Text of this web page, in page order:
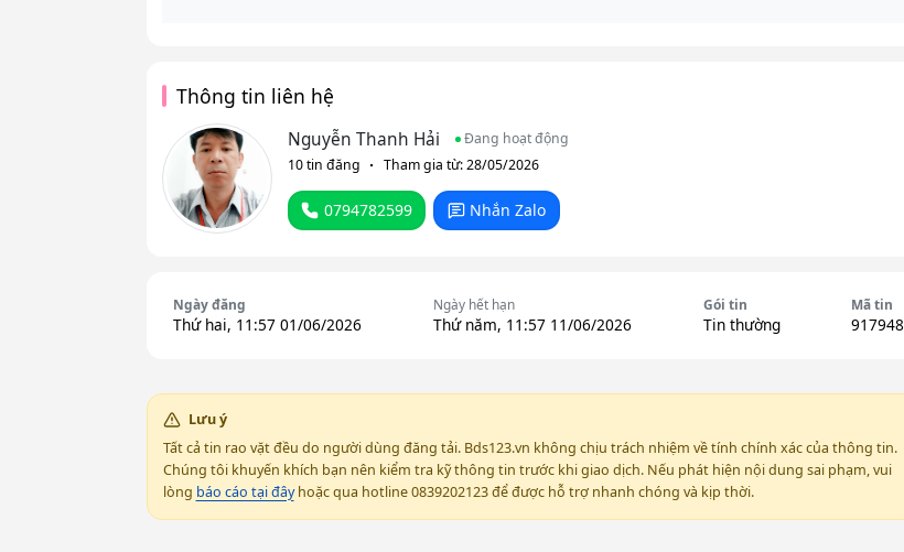
Thông tin liên hệ
Nguyễn Thanh Hải
Đang hoạt động
10 tin đăng
Tham gia từ: 28/05/2026
0794782599 Nhắn Zalo
Ngày đăng
Thứ hai, 11:57 01/06/2026
Ngày hết hạn
Thứ năm, 11:57 11/06/2026
Gói tin
Tin thường
Mã tin
917948
Lưu ý
Tất cả tin rao vặt đều do người dùng đăng tải. Bds123.vn không chịu trách nhiệm về tính chính xác của thông tin.
Chúng tôi khuyến khích bạn nên kiểm tra kỹ thông tin trước khi giao dịch. Nếu phát hiện nội dung sai phạm, vui
lòng báo cáo tại đâyhoặc qua hotline 0839202123 để được hỗ trợ nhanh chóng và kịp thời.